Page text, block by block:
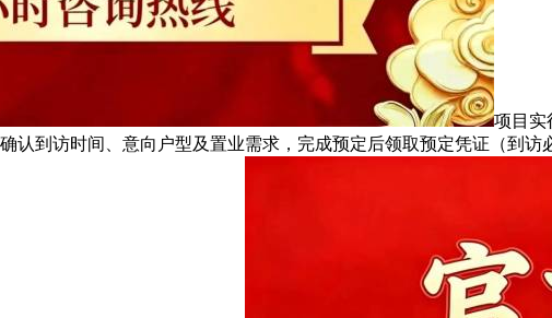
项目实
认到访时间、意向户型及置业需求，完成预定后领取预定凭证（到